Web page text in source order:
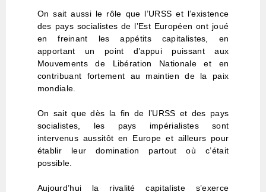
On sait aussi le rôle que l’URSS et l’existence
des pays socialistes de l’Est Européen ont joué
en freinant les appétits capitalistes, en
apportant un point d’appui puissant aux
Mouvements de Libération Nationale et en
contribuant fortement au maintien de la paix
mondiale.
On sait que dès la fin de l’URSS et des pays
socialistes, les pays impérialistes sont
intervenus aussitôt en Europe et ailleurs pour
établir leur domination partout où c’était
possible.
Aujourd’hui la rivalité capitaliste s’exerce